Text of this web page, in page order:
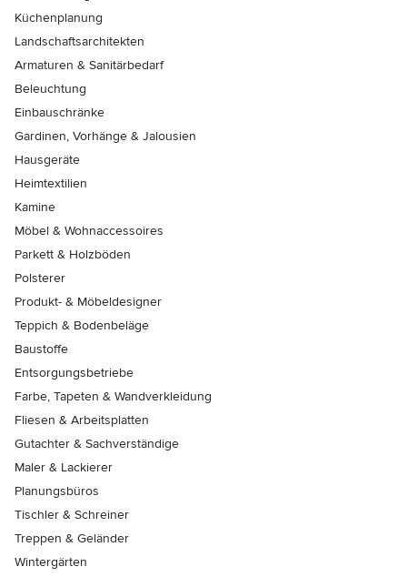
Küchenplanung
Landschaftsarchitekten
Armaturen & Sanitärbedarf
Beleuchtung
Einbauschränke
Gardinen, Vorhänge & Jalousien
Hausgeräte
Heimtextilien
Kamine
Möbel & Wohnaccessoires
Parkett & Holzböden
Polsterer
Produkt- & Möbeldesigner
Teppich & Bodenbeläge
Baustoffe
Entsorgungsbetriebe
Farbe, Tapeten & Wandverkleidung
Fliesen & Arbeitsplatten
Gutachter & Sachverständige
Maler & Lackierer
Planungsbüros
Tischler & Schreiner
Treppen & Geländer
Wintergärten